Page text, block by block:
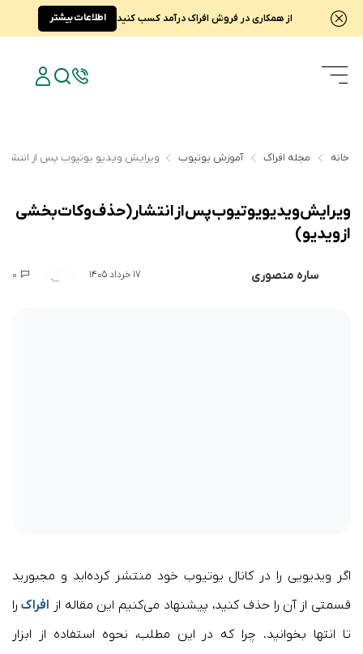
از همکاری در فروش افراک درآمد کسب کنید اطلاعات بیشتر
خانه مجله افراک آموزش یوتیوب ویرایش ویدیو یوتیوب پس از
ویرایش ویدیو یوتیوب پس از انتشار (حذف و کات بخشی
از ویدیو)
ساره منصوری 17 خرداد 1405
اگر ویدیویی را در کانال یوتیوب خود منتشر کرده‌اید و مجبورید
قسمتی از آن را حذف کنید، پیشنهاد می‌کنیم این مقاله از افراک را
تا انتها بخوانید. چرا که در این مطلب، نحوه استفاده از ابزار